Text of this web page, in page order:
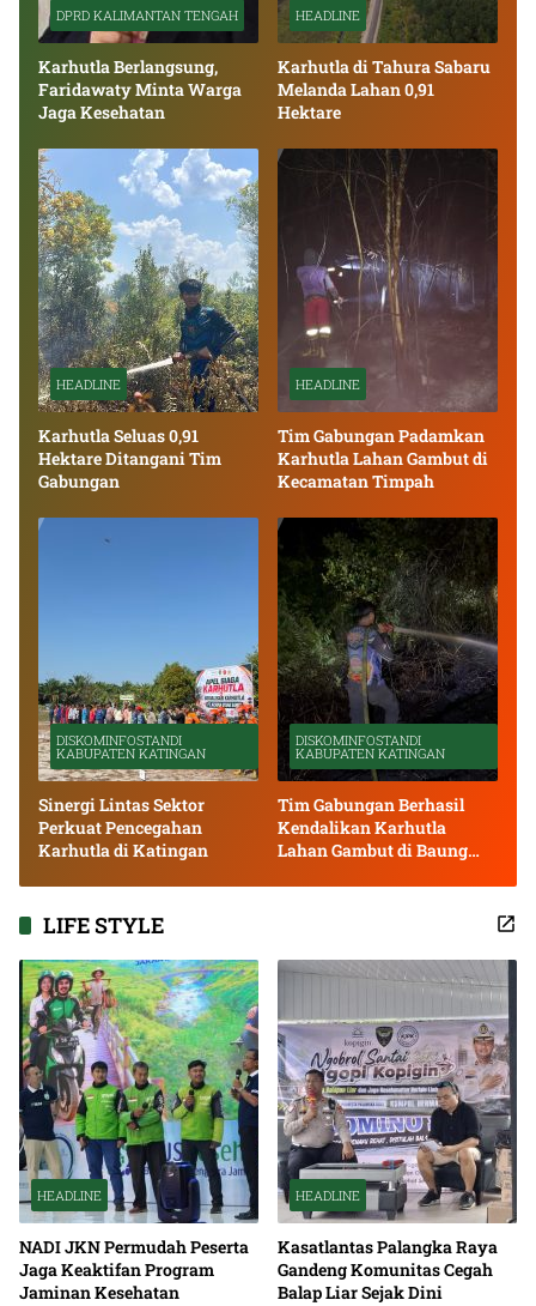
DPRD KALIMANTAN TENGAH
Karhutla Berlangsung,
Faridawaty Minta Warga
Jaga Kesehatan
HEADLINE
Karhutla di Tahura Sabaru
Melanda Lahan 0,91
Hektare
HEADLINE
Karhutla Seluas 0,91
Hektare Ditangani Tim
Gabungan
HEADLINE
Tim Gabungan Padamkan
Karhutla Lahan Gambut di
Kecamatan Timpah
DISKOMINFOSTANDI
KABUPATEN KATINGAN
Sinergi Lintas Sektor
Perkuat Pencegahan
Karhutla di Katingan
DISKOMINFOSTANDI
KABUPATEN KATINGAN
Tim Gabungan Berhasil
Kendalikan Karhutla
Lahan Gambut di Baung
LIFE STYLE
HEADLINE
NADI JKN Permudah Peserta
Jaga Keaktifan Program
Jaminan Kesehatan
HEADLINE
Kasatlantas Palangka Raya
Gandeng Komunitas Cegah
Balap Liar Sejak Dini